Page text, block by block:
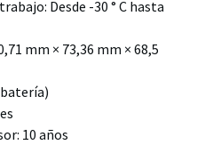
Desde -30 ° C hasta
mm × 73,36 mm × 68,5
10 años